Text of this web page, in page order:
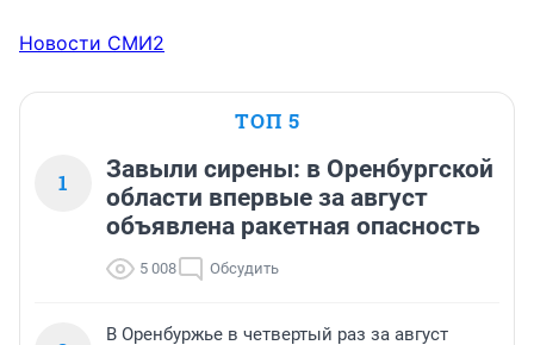
Новости СМИ2
ТОП 5
1
Завыли сирены: в Оренбургской
области впервые за август
объявлена ракетная опасность
5 008 Обсудить
В Оренбуржье в четвертый раз за август